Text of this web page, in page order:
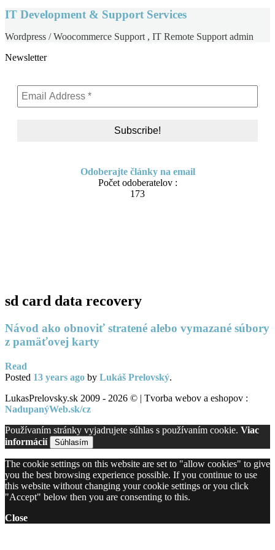
IT Development & Support Services
Wordpress / Woocommerce Support , IT Remote Support admin
Newsletter
Odoberajte články na email
Počet odoberatelov :
173
sd card data recovery
Návod ako obnoviť stratené alebo vymazané súbory
z pamäťovej karty
Read
Posted 13 years ago by Lukáš Prelovský.
LukasPrelovsky.sk 2009 - 2026 © | Tvorba webov a eshopov :
NadupanýWeb.sk/cz
Používaním stránky vyjadrujete súhlas s používaním cookie. Viac
informácií
Súhlasím
The cookie settings on this website are set to "allow cookies" to give
you the best browsing experience possible. If you continue to use
this website without changing your cookie settings or you click
"Accept" below then you are consenting to this.
Close